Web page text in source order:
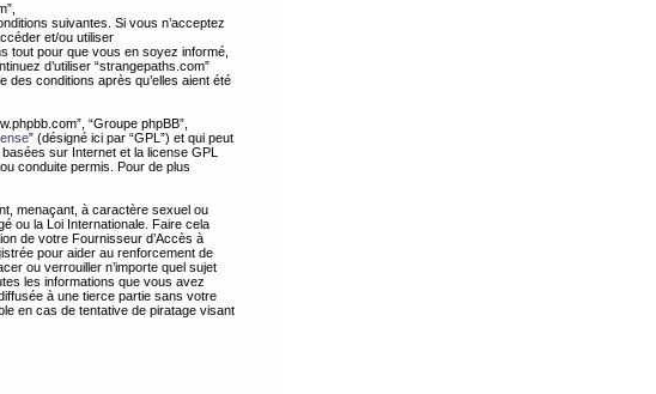
suivantes. Si vous n’acceptez
et/ou utiliser
tout pour que vous en soyez informé,
d’utiliser “strangepaths.com”
des conditions après qu’elles aient été
“Groupe phpBB”,
” (désigné ici par “GPL”) et qui peut
sur Internet et la license GPL
conduite permis. Pour de plus
menaçant, à caractère sexuel ou
ou la Loi Internationale. Faire cela
de votre Fournisseur d’Accès à
pour aider au renforcement de
ou verrouiller n’importe quel sujet
les informations que vous avez
à une tierce partie sans votre
en cas de tentative de piratage visant